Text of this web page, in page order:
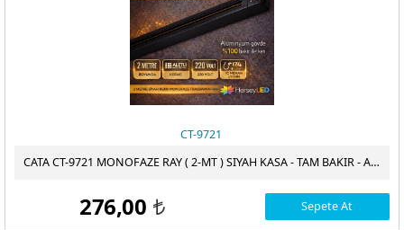
CT-9721
CATA CT-9721 MONOFAZE RAY ( 2-MT ) SIYAH KASA - TAM BAKIR - ALIMINYUM GÖVDE
276,00 t Sepete At